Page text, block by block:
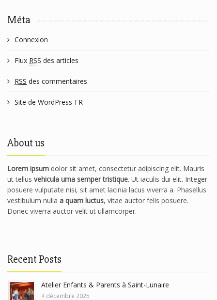
Méta
Connexion
Flux RSS des articles
RSS des commentaires
Site de WordPress-FR
About us
Lorem ipsum dolor sit amet, consectetur adipiscing elit. Mauris
ut tellus vehicula urna semper tristique. Ut iaculis dui elit. Integer
posuere vulputate nisi, sit amet lacinia lacus viverra a. Phasellus
vestibulum nulla a quam luctus, vitae auctor felis posuere.
Donec viverra auctor velit ut ullamcorper.
Recent Posts
Atelier Enfants & Parents à Saint-Lunaire
4 décembre 2025